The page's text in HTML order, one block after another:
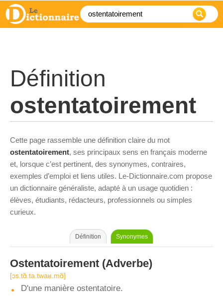
Définition
ostentatoirement
Cette page rassemble une définition claire du mot
ostentatoirement, ses principaux sens en français moderne
et, lorsque c’est pertinent, des synonymes, contraires,
exemples d’emploi et liens utiles. Le-Dictionnaire.com propose
un dictionnaire généraliste, adapté à un usage quotidien :
élèves, étudiants, rédacteurs, professionnels ou simples
curieux.
Définition Synonymes
Ostentatoirement (Adverbe)
[ɔs.tɑ̃.ta.twaʁ.mɑ̃]
D'une manière ostentatoire.